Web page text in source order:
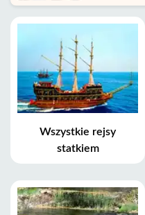
Wszystkie rejsy
statkiem